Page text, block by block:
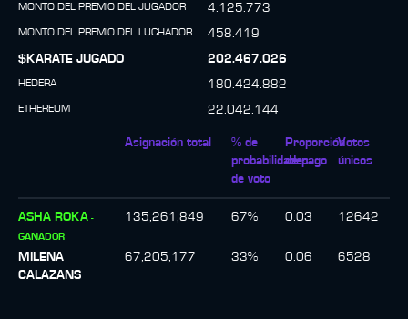
MONTO DEL PREMIO DEL JUGADOR 4.125.773
MONTO DEL PREMIO DEL LUCHADOR
458.419
$KARATE JUGADO
202.467.026
HEDERA 180.424.882
ETHEREUM 22.042.144
Asignación total
% de
probabilidades
de voto
Proporción
de pago
Votos
únicos
ASHA ROKA -
GANADOR
135,261,849 67% 0.03 12642
MILENA
CALAZANS
67,205,177 33% 0.06 6528